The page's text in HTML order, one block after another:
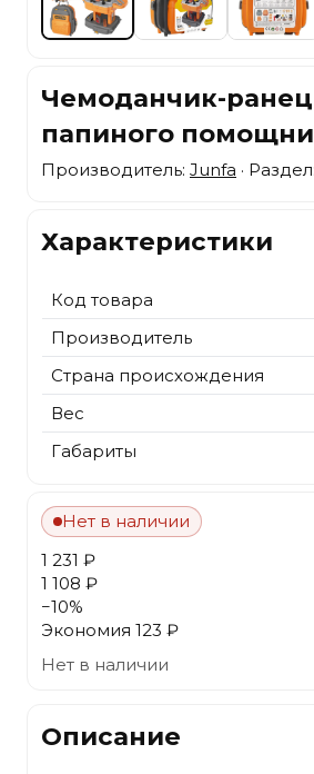
Чемоданчик-
папиного
Производитель: Junfa · Раздел:
Характеристики
Код товара
Производитель
Страна происхождения
Вес
Габариты
Нет в наличии
1 231 ₽
1 108 ₽
−10%
Экономия 123 ₽
Нет в наличии
Описание